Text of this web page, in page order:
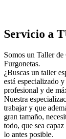
Servicio a
Somos un Taller
Furgonetas.
¿Buscas un taller
está especializado
profesional y de
Nuestra
trabajar y que
gran tamaño,
todo, que sea
lo antes posible.